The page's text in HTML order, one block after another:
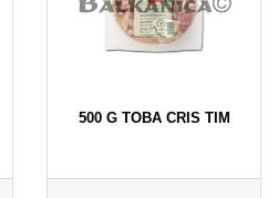
500 G TOBA CRIS TIM